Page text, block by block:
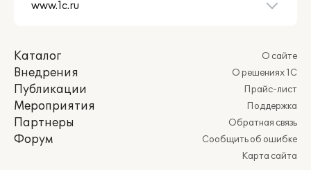
Каталог
Внедрения
Публикации
Мероприятия
Партнеры
Форум
О сайте
О решениях 1С
Прайс-лист
Поддержка
Обратная связь
Сообщить об ошибке
Карта сайта